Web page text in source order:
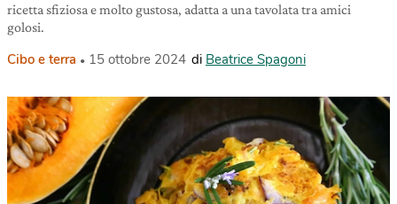
ricetta sfiziosa e molto gustosa, adatta a una tavolata tra amici
golosi.
Cibo e terra 15 ottobre 2024 di Beatrice Spagoni